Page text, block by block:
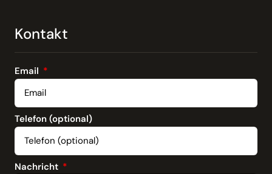
Kontakt
Email
Telefon (optional)
Nachricht